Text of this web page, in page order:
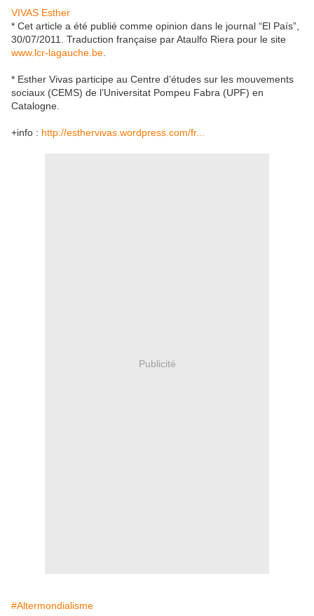
VIVAS Esther
* Cet article a été publié comme opinion dans le journal “El País”,
30/07/2011. Traduction française par Ataulfo Riera pour le site
www.lcr-lagauche.be
* Esther Vivas participe au Centre d’études sur les mouvements
sociaux (CEMS) de l’Universitat Pompeu Fabra (UPF) en
Catalogne.
+info : http://esthervivas.wordpress.com/fr...
Publicité
#Altermondialisme